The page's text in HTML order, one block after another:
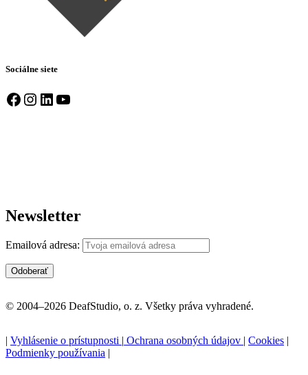
Sociálne siete
Facebook Instagram LinkedIn YouTube
Newsletter
Emailová adresa:
© 2004–2026 DeafStudio, o. z. Všetky práva vyhradené.
| Vyhlásenie o prístupnosti | Ochrana osobných údajov | Cookies |
Podmienky používania |